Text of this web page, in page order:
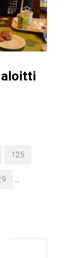
aloitti
125
…